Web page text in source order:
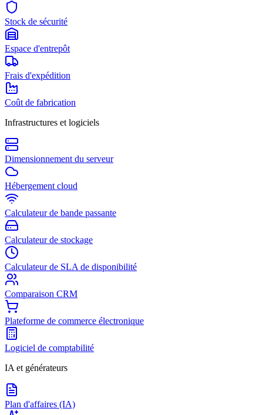
Stock de sécurité
Espace d'entrepôt
Frais d'expédition
Coût de fabrication
Infrastructures et logiciels
Dimensionnement du serveur
Hébergement cloud
Calculateur de bande passante
Calculateur de stockage
Calculateur de SLA de disponibilité
Comparaison CRM
Plateforme de commerce électronique
Logiciel de comptabilité
IA et générateurs
Plan d'affaires (IA)